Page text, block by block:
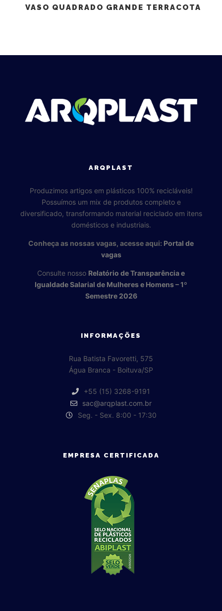
VASO QUADRADO GRANDE TERRACOTA
ARQPLAST
Produzimos artigos em plásticos 100% recicláveis!
Possuímos um mix de produtos completo e
diversificado, transformando material reciclado em itens
domésticos e industriais.
Conheça as nossas vagas, acesse aqui: Portal de
vagas
Consulte nosso Relatório de Transparência e
Igualdade Salarial de Mulheres e Homens – 1º
Semestre 2026
INFORMAÇÕES
Rua Batista Favoretti, 575
Água Branca - Boituva/SP
+55 (15) 3268-9191
sac@arqplast.com.br
Seg. - Sex. 8:00 - 17:30
EMPRESA CERTIFICADA